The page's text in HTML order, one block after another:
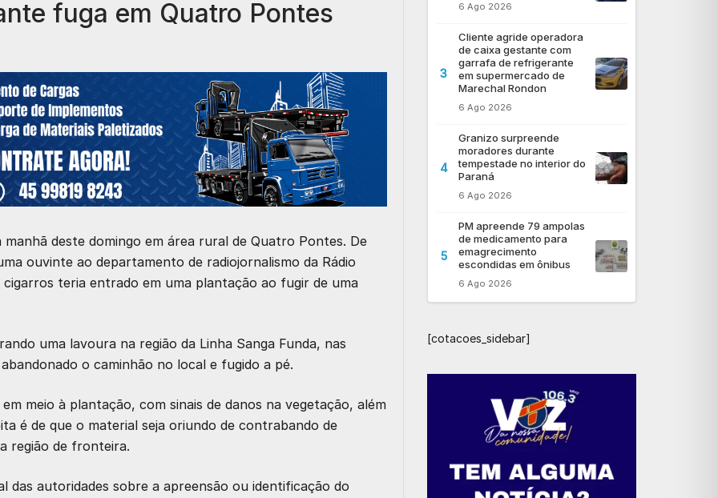
fuga em Quatro Pontes
deste domingo em área rural de Quatro Pontes. De
ouvinte ao departamento de radiojornalismo da Rádio
teria entrado em uma plantação ao fugir de uma
uma lavoura na região da Linha Sanga Funda, nas
o caminhão no local e fugido a pé.
meio à plantação, com sinais de danos na vegetação, além
é de que o material seja oriundo de contrabando de
região de fronteira.
autoridades sobre a apreensão ou identificação do
6 Ago 2026
3
Cliente agride operadora
de caixa gestante com
garrafa de refrigerante
em supermercado de
Marechal Rondon
6 Ago 2026
4
Granizo surpreende
moradores durante
tempestade no interior do
Paraná
6 Ago 2026
5
PM apreende 79 ampolas
de medicamento para
emagrecimento
escondidas em ônibus
6 Ago 2026
[cotacoes_sidebar]